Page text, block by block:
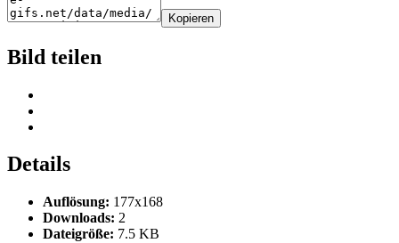
Kopieren
Bild teilen
Details
Auflösung: 177x168
Downloads: 2
Dateigröße: 7.5 KB